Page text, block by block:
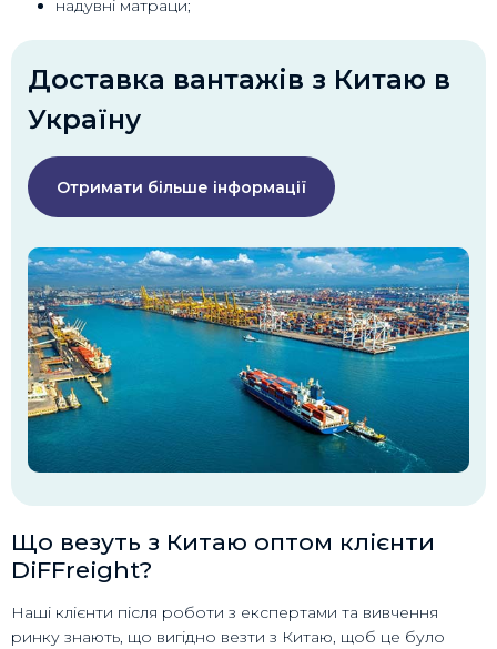
надувні матраци;
Доставка вантажів з Китаю в
Україну
Отримати більше інформації
Що везуть з Китаю оптом клієнти
DiFFreight?
Наші клієнти після роботи з експертами та вивчення
ринку знають, що вигідно везти з Китаю, щоб це було